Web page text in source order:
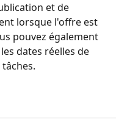
et de
lorsque l'offre est
pouvez également
dates réelles de